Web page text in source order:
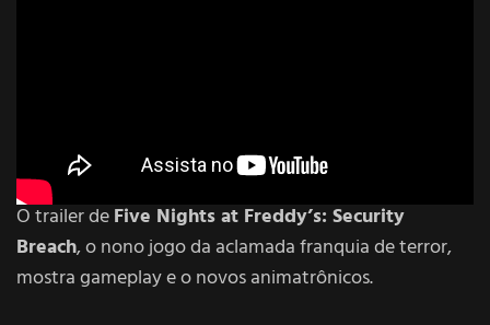
O trailer deFive Nights at Freddy’s: Security
Breach, o nono jogo da aclamada franquia de terror,
mostra gameplay e o novos animatrônicos.